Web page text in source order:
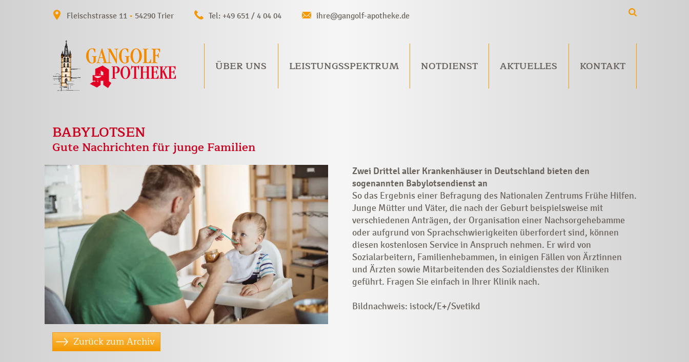
Fleischstrasse 11 • 54290 Trier Tel: +49 651 / 4 04 04 ihre@gangolf-apotheke.de
ÜBER UNS LEISTUNGSSPEKTRUM NOTDIENST AKTUELLES KONTAKT
BABYLOTSEN
Gute Nachrichten für junge Familien
Zwei Drittel aller Krankenhäuser in Deutschland bieten den
sogenannten Babylotsendienst an
So das Ergebnis einer Befragung des Nationalen Zentrums Frühe Hilfen.
Junge Mütter und Väter, die nach der Geburt beispielsweise mit
verschiedenen Anträgen, der Organisation einer Nachsorgehebamme
oder aufgrund von Sprachschwierigkeiten überfordert sind, können
diesen kostenlosen Service in Anspruch nehmen. Er wird von
Sozialarbeitern, Familienhebammen, in einigen Fällen von Ärztinnen
und Ärzten sowie Mitarbeitenden des Sozialdienstes der Kliniken
geführt. Fragen Sie einfach in Ihrer Klinik nach.
Bildnachweis: istock/E+/Svetikd
Zurück zum Archiv